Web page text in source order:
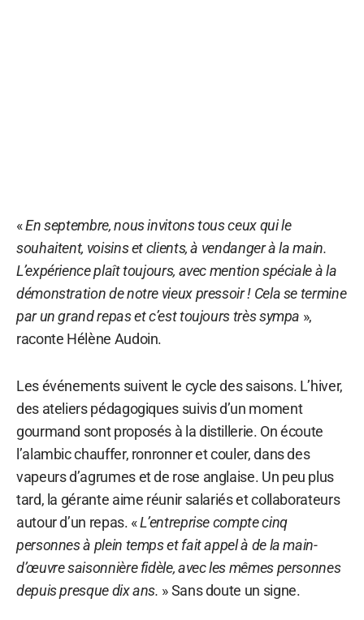
«En septembre, nous invitons tous ceux qui le
souhaitent, voisins et clients, à vendanger à la main.
L’expérience plaît toujours, avec mention spéciale à la
démonstration de notre vieux pressoir ! Cela se termine
par un grand repas et c’est toujours très sympa »,
raconte Hélène Audoin.
Les événements suivent le cycle des saisons. L’hiver,
des ateliers pédagogiques suivis d’un moment
gourmand sont proposés à la distillerie. On écoute
l’alambic chauffer, ronronner et couler, dans des
vapeurs d’agrumes et de rose anglaise. Un peu plus
tard, la gérante aime réunir salariés et collaborateurs
autour d’un repas. «L’entreprise compte cinq
personnes à plein temps et fait appel à de la main-
d’œuvre saisonnière fidèle, avec les mêmes personnes
depuis presque dix ans. » Sans doute un signe.